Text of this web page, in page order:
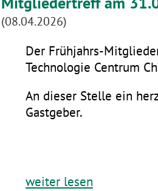
(08.04.2026)
Der Frühjahrs-
Technologie Centrum
An dieser Stelle ein
Gastgeber.
weiter lesen